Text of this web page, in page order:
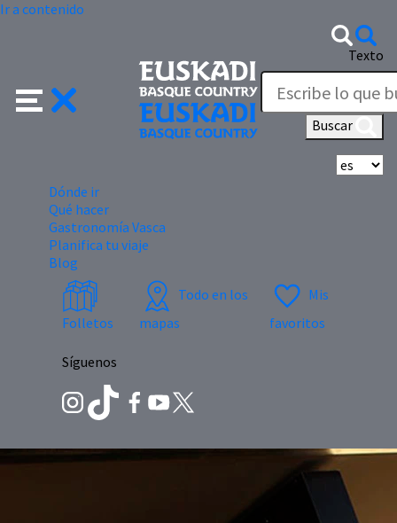
Ir a contenido
Texto
Buscar
Dónde ir
Qué hacer
Gastronomía Vasca
Planifica tu viaje
Blog
Folletos
Todo en los
mapas
Mis
favoritos
Síguenos